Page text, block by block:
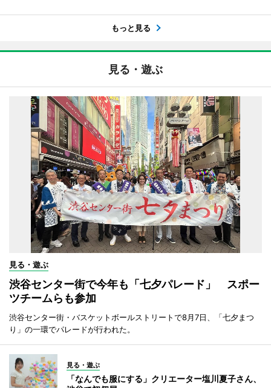
もっと見る
見る・遊ぶ
見る・遊ぶ
渋谷センター街で今年も「七夕パレード」 スポー
ツチームらも参加
渋谷センター街・バスケットボールストリートで8月7日、「七夕まつ
り」の一環でパレードが行われた。
見る・遊ぶ
「なんでも服にする」クリエーター塩川夏子さん、